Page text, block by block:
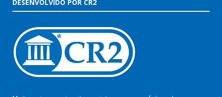
DESENVOLVIDO POR CR2